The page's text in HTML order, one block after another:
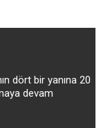
dört bir yanına 20
devam